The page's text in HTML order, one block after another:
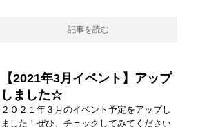
記事を読む
【2021年3月イベント】アップ
しました☆
２０２１年３月のイベント予定をアップし
ました！ぜひ、チェックしてみてください